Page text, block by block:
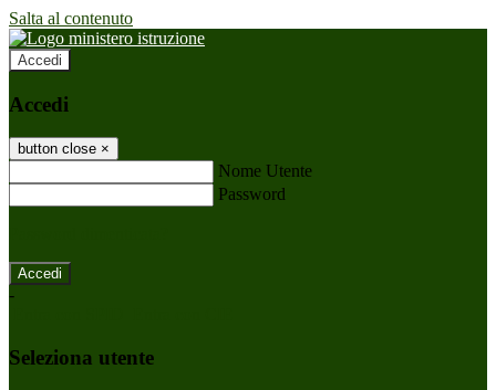
Salta al contenuto
Accedi
Accedi
button close ×
Nome Utente
Password
-
Seleziona utente